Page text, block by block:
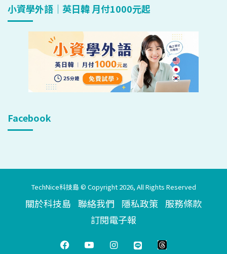
小資學外語｜英日韓 月付1000元起
Facebook
TechNice科技島 © Copyright 2026, All Rights Reserved
關於科技島 聯絡我們 隱私政策 服務條款
訂閱電子報